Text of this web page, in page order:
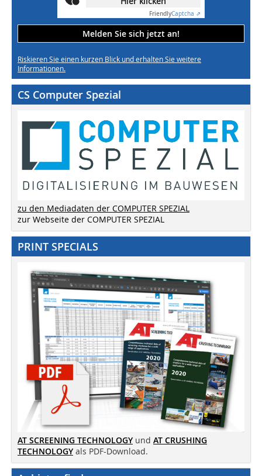
FriendlyCaptcha ⇗
Melden Sie sich jetzt an!
Riskieren Sie einen kurzen Blick und erhalten Sie weitere
Informationen.
CS Computer Spezial
zu den Mediadaten der COMPUTER SPEZIAL
zur Webseite der COMPUTER SPEZIAL
PRINT SPECIALS
AT SCREENING TECHNOLOGY und AT CRUSHING
TECHNOLOGY als PDF-Download.